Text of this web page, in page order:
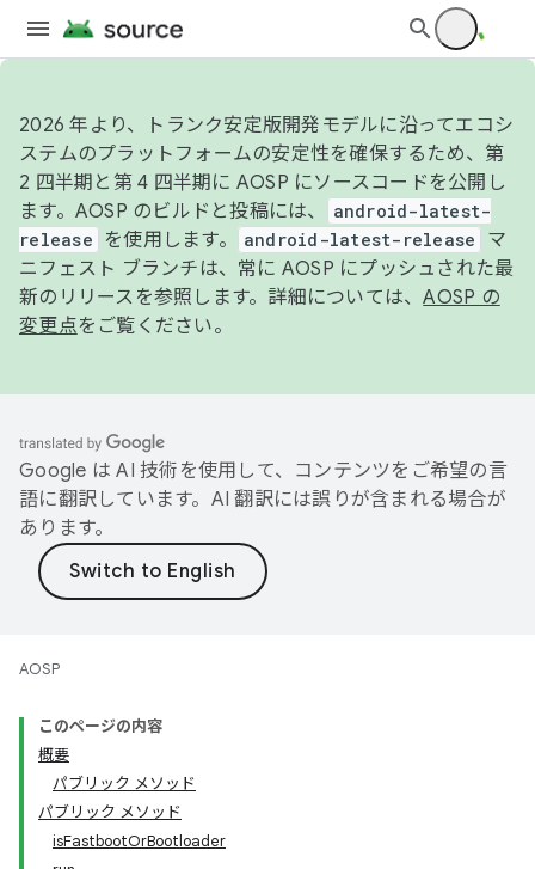
2026 年より、トランク安定版開発モデルに沿ってエコシ
ステムのプラットフォームの安定性を確保するため、第
2 四半期と第 4 四半期に AOSP にソースコードを公開し
ます。AOSP のビルドと投稿には、
android-latest-
release
を使用します。 android-latest-release
マ
ニフェスト ブランチは、常に AOSP にプッシュされた最
新のリリースを参照します。詳細については、AOSP の
変更点をご覧ください。
Google は AI 技術を使用して、コンテンツをご希望の言
語に翻訳しています。AI 翻訳には誤りが含まれる場合が
あります。
AOSP
このページの内容
概要
パブリック メソッド
パブリック メソッド
isFastbootOrBootloader